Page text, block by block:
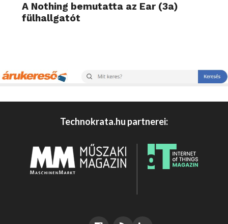
A Nothing bemutatta az Ear (3a)
fülhallgatót
Technokrata.hu partnerei: